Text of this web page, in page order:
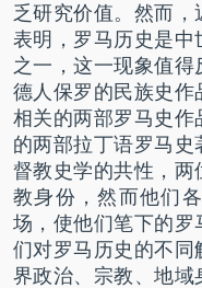
乏研究价值。然而
表明，罗马历史是
之一，这一现象值
德人保罗的民族史作
相关的两部罗马史
的两部拉丁语罗马
督教史学的共性，两
教身份，然而他们
场，使他们笔下的
们对罗马历史的不
界政治、宗教、地域